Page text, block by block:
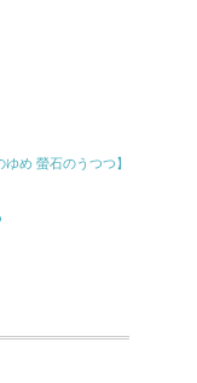
め 螢石のうつつ】